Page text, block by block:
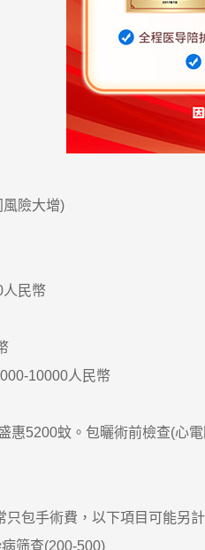
險大增)
人民幣
10000人民幣
5200蚊。包曬術前檢查(心電
包手術費，以下項目可能另計
筛查(200-500)